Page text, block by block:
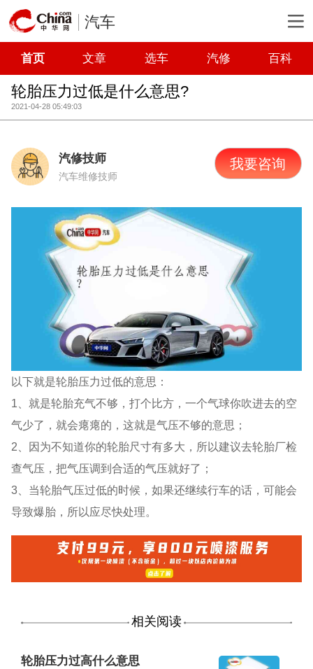
汽车
首页 文章 选车 汽修 百科
轮胎压力过低是什么意思?
2021-04-28 05:49:03
汽修技师
汽车维修技师
我要咨询
以下就是轮胎压力过低的意思：
1、就是轮胎充气不够，打个比方，一个气球你吹进去的空
气少了，就会瘪瘪的，这就是气压不够的意思；
2、因为不知道你的轮胎尺寸有多大，所以建议去轮胎厂检
查气压，把气压调到合适的气压就好了；
3、当轮胎气压过低的时候，如果还继续行车的话，可能会
导致爆胎，所以应尽快处理。
相关阅读
轮胎压力过高什么意思